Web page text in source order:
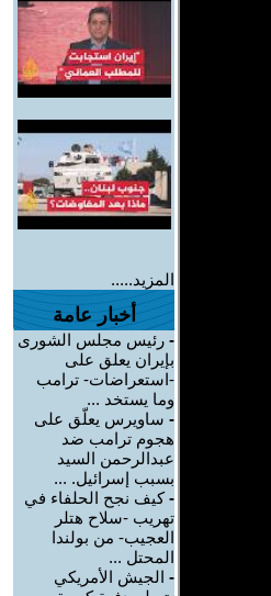
المزيد.....
أخبار عامة
- رئيس مجلس الشورى
بإيران يعلق على
-استعراضات- ترامب
وما يستخد ...
- ساويرس يعلّق على
هجوم ترامب ضد
عبدالرحمن السيد
بسبب إسرائيل. ...
-كيف نجح الحلفاء في
تهريب -سلاح هتلر
العجيب- من بولندا
المحتل ...
- الجيش الأمريكي